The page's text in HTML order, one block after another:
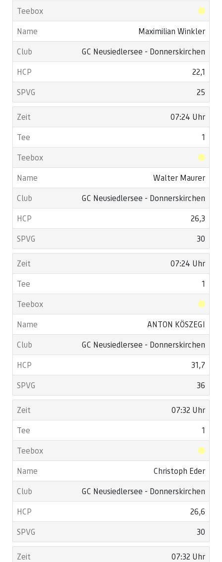
Maximilian Winkler
GC Neusiedlersee - Donnerskirchen
22,1
25
07:24 Uhr
1
Walter Maurer
GC Neusiedlersee - Donnerskirchen
26,3
30
07:24 Uhr
1
ANTON KÖSZEGI
GC Neusiedlersee - Donnerskirchen
31,7
36
07:32 Uhr
1
Christoph Eder
GC Neusiedlersee - Donnerskirchen
26,6
30
07:32 Uhr